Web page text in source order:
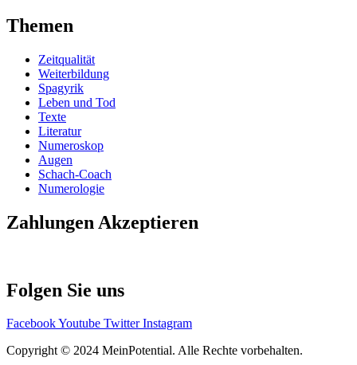
Themen
Zeitqualität
Weiterbildung
Spagyrik
Leben und Tod
Texte
Literatur
Numeroskop
Augen
Schach-Coach
Numerologie
Zahlungen Akzeptieren
Folgen Sie uns
FacebookYoutube Twitter Instagram
Copyright © 2024 MeinPotential. Alle Rechte vorbehalten.